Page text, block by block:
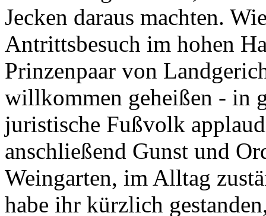
Jecken daraus machten.
Antrittsbesuch im hohen
Prinzenpaar von
willkommen geheißen - in
juristische Fußvolk
anschließend Gunst und
Weingarten, im Alltag
habe ihr kürzlich